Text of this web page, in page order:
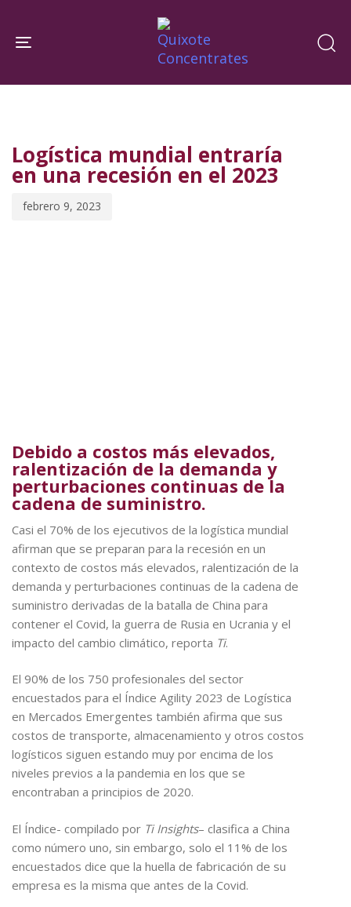
links
navigation
content
Toggle navigation
Logística mundial entraría
en una recesión en el 2023
febrero 9, 2023
Debido a costos más elevados,
ralentización de la demanda y
perturbaciones continuas de la
cadena de suministro.
Casi el 70% de los ejecutivos de la logística mundial
afirman que se preparan para la recesión en un
contexto de costos más elevados, ralentización de la
demanda y perturbaciones continuas de la cadena de
suministro derivadas de la batalla de China para
contener el Covid, la guerra de Rusia en Ucrania y el
impacto del cambio climático, reporta Ti.
El 90% de los 750 profesionales del sector
encuestados para el Índice Agility 2023 de Logística
en Mercados Emergentes también afirma que sus
costos de transporte, almacenamiento y otros costos
logísticos siguen estando muy por encima de los
niveles previos a la pandemia en los que se
encontraban a principios de 2020.
El Índice- compilado por Ti Insights– clasifica a China
como número uno, sin embargo, solo el 11% de los
encuestados dice que la huella de fabricación de su
empresa es la misma que antes de la Covid.